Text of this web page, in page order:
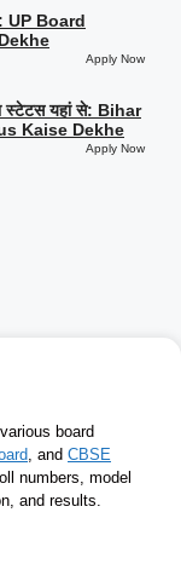
UP Board
Apply Now
स्टेटस यहां से: Bihar
Kaise Dekhe
Apply Now
board
, and CBSE
numbers, model
and results.